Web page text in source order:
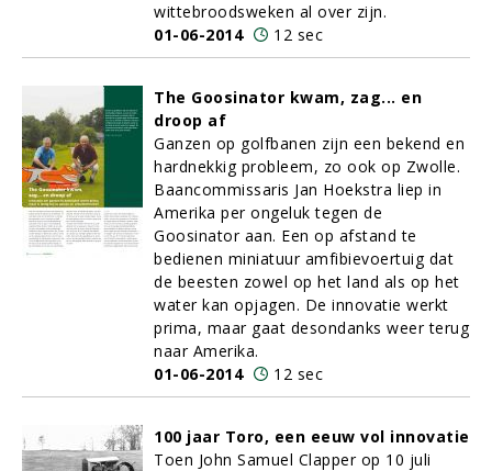
wittebroodsweken al over zijn.
01-06-2014
12 sec
The Goosinator kwam, zag... en
droop af
Ganzen op golfbanen zijn een bekend en
hardnekkig probleem, zo ook op Zwolle.
Baancommissaris Jan Hoekstra liep in
Amerika per ongeluk tegen de
Goosinator aan. Een op afstand te
bedienen miniatuur amfibievoertuig dat
de beesten zowel op het land als op het
water kan opjagen. De innovatie werkt
prima, maar gaat desondanks weer terug
naar Amerika.
01-06-2014
12 sec
100 jaar Toro, een eeuw vol innovatie
Toen John Samuel Clapper op 10 juli